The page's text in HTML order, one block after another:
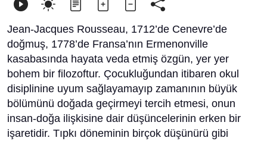
Jean-Jacques Rousseau, 1712’de Cenevre’de
doğmuş, 1778’de Fransa’nın Ermenonville
kasabasında hayata veda etmiş özgün, yer yer
bohem bir filozoftur. Çocukluğundan itibaren okul
disiplinine uyum sağlayamayıp zamanının büyük
bölümünü doğada geçirmeyi tercih etmesi, onun
insan-doğa ilişkisine dair düşüncelerinin erken bir
işaretidir. Tıpkı döneminin birçok düşünürü gibi